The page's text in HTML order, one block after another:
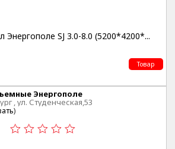
SJ 3.0-8.0 (5200*4200*...
Товар
Энергополе
, ул. Студенческая,53
)